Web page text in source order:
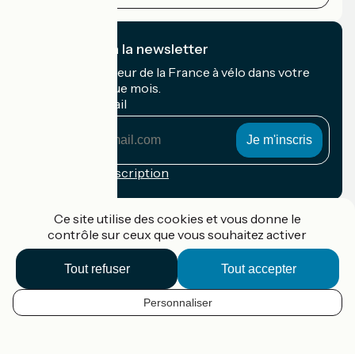
FR
Je m'abonne à la newsletter
Recevez le meilleur de la France à vélo dans votre
boîte mail chaque mois.
Mon adresse mail
Conditions d'inscription
Accueil Vélo Pro
Contact
Mentions légales
Ce site utilise des cookies et vous donne le
contrôle sur ceux que vous souhaitez activer
Tout accepter
Tout refuser
Personnaliser